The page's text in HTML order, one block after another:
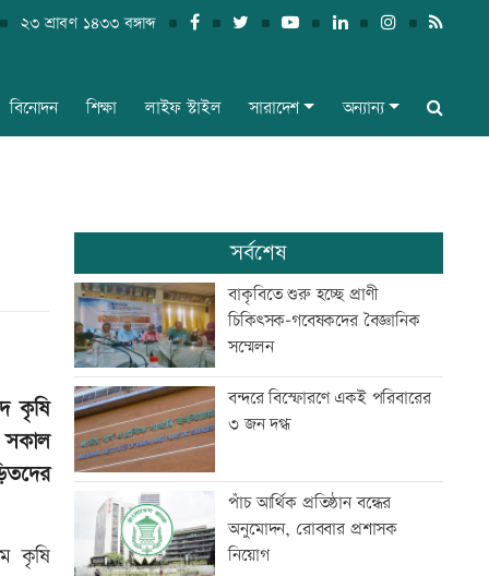
২৩ শ্রাবণ ১৪৩৩ বঙ্গাব্দ
বিনোদন শিক্ষা লাইফ স্টাইল সারাদেশ অন্যান্য
কৃষি
সকাল
কৃষি
সর্বশেষ
বাকৃবিতে শুরু হচ্ছে প্রাণী
চিকিৎসক-গবেষকদের বৈজ্ঞানিক
সম্মেলন
বন্দরে বিস্ফোরণে একই পরিবারের
৩ জন দগ্ধ
পাঁচ আর্থিক প্রতিষ্ঠান বন্ধের
অনুমোদন, রোববার প্রশাসক
নিয়োগ